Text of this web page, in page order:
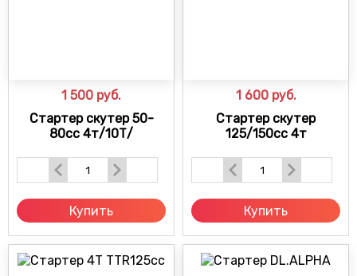
1 500 руб.
Стартер скутер 50-
80сс 4т/10Т/
Купить
1 600 руб.
Стартер скутер
125/150сс 4т
Купить